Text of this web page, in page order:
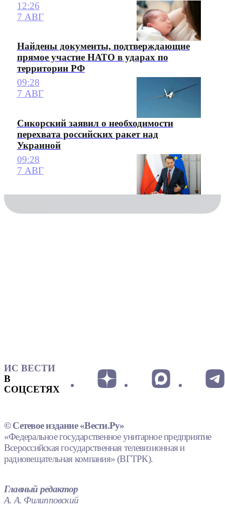
12:26
7 АВГ
Найдены документы, подтверждающие
прямое участие НАТО в ударах по
территории РФ
09:28
7 АВГ
Сикорский заявил о необходимости
перехвата российских ракет над
Украиной
09:28
7 АВГ
ИС ВЕСТИ
В
СОЦСЕТЯХ
© Сетевое издание «Вести.Ру»
«Федеральное государственное унитарное предприятие
Всероссийская государственная телевизионная и
радиовещательная компания» (ВГТРК).
Главный редактор
А. А. Филипповский